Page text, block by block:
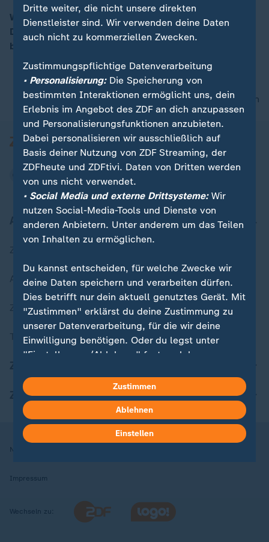
00:09
Wahlmänner? Swing-States? The winner takes it all?
Das US-Wahlsystem ist kompliziert. Claus Kleber
bringt Licht ins Dunkel. #Kleberklärt
nach oben
Aktuell bei ZDFheute
Aktuelle Sendungs-Videos
ZDFheute Stories
Themen im Überblick
ZDFheute Apps
Nutzungsbedingungen
Impressum
Wechseln zu:
Dritte weiter, die nicht unsere direkten
Dienstleister sind. Wir verwenden deine Daten
auch nicht zu kommerziellen Zwecken.
Zustimmungspflichtige Datenverarbeitung
• Personalisierung:Die Speicherung von
bestimmten Interaktionen ermöglicht uns, dein
Erlebnis im Angebot des ZDF an dich anzupassen
und Personalisierungsfunktionen anzubieten.
Dabei personalisieren wir ausschließlich auf
Basis deiner Nutzung von ZDF Streaming, der
ZDFheute und ZDFtivi. Daten von Dritten werden
von uns nicht verwendet.
• Social Media und externe Drittsysteme:Wir
nutzen Social-Media-Tools und Dienste von
anderen Anbietern. Unter anderem um das Teilen
von Inhalten zu ermöglichen.
Du kannst entscheiden, für welche Zwecke wir
deine Daten speichern und verarbeiten dürfen.
Dies betrifft nur dein aktuell genutztes Gerät. Mit
"Zustimmen" erklärst du deine Zustimmung zu
unserer Datenverarbeitung, für die wir deine
Einwilligung benötigen. Oder du legst unter
"Einstellungen/Ablehnen" fest, welchen
welchen nicht. Deine Datenschutzeinstellungen
kannst du jederzeit mit Wirkung für die Zukunft
in deinen Einstellungen widerrufen oder ändern.
Hier findest du das Impressum.
Zustimmen
Ablehnen
Einstellen